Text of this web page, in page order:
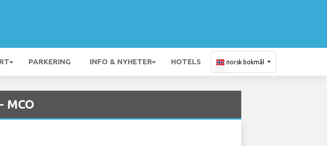
PARKERING INFO & NYHETER HOTELS norsk bokmål
MCO